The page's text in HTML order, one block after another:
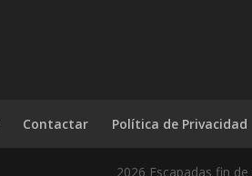
Contactar Política de Privacidad
2026 Escapadas fin